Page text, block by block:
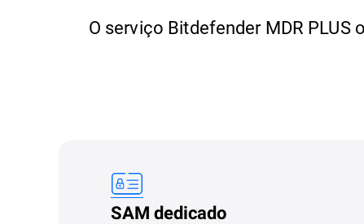
O serviço Bitdefender MDR
SAM dedicado